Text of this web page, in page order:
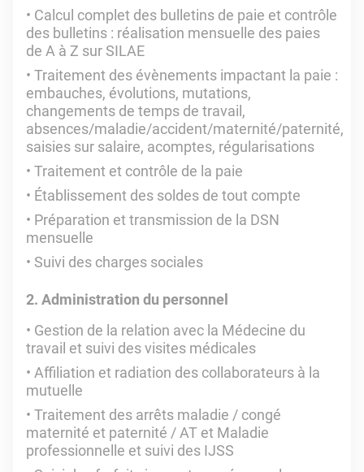
Calcul complet des bulletins de paie et contrôle
des bulletins : réalisation mensuelle des paies
de A à Z sur SILAE
Traitement des évènements impactant la paie :
embauches, évolutions, mutations,
changements de temps de travail,
absences/maladie/accident/maternité/paternité,
saisies sur salaire, acomptes, régularisations
Traitement et contrôle de la paie
Établissement des soldes de tout compte
Préparation et transmission de la DSN
mensuelle
Suivi des charges sociales
2. Administration du personnel
Gestion de la relation avec la Médecine du
travail et suivi des visites médicales
Affiliation et radiation des collaborateurs à la
mutuelle
Traitement des arrêts maladie / congé
maternité et paternité / AT et Maladie
professionnelle et suivi des IJSS